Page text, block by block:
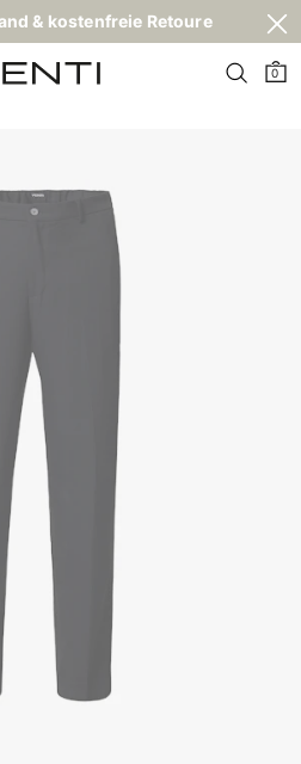
& kostenfreie Retoure
0